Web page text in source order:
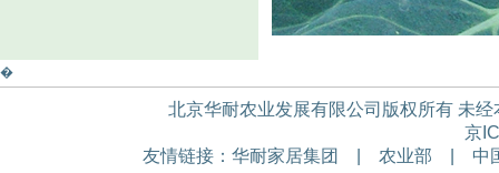
�
北京华耐农业发展有限公司版权所有 未
京
友情链接： 华耐家居集团 农业部 中